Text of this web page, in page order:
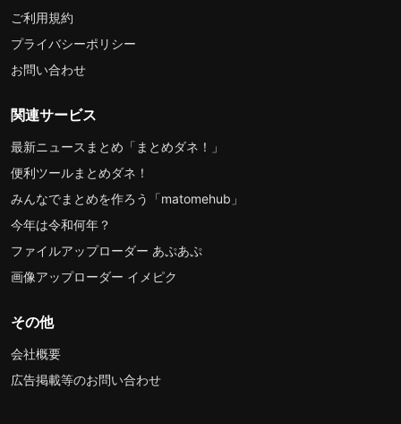
ご利用規約
プライバシーポリシー
お問い合わせ
関連サービス
最新ニュースまとめ「まとめダネ！」
便利ツールまとめダネ！
みんなでまとめを作ろう「matomehub」
今年は令和何年？
ファイルアップローダー あぷあぷ
画像アップローダー イメピク
その他
会社概要
広告掲載等のお問い合わせ